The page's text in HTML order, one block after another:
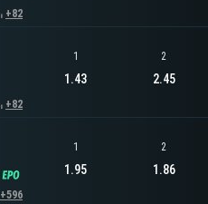
+82
+82
1
1.43
2
2.45
+596
1
1.95
2
1.86